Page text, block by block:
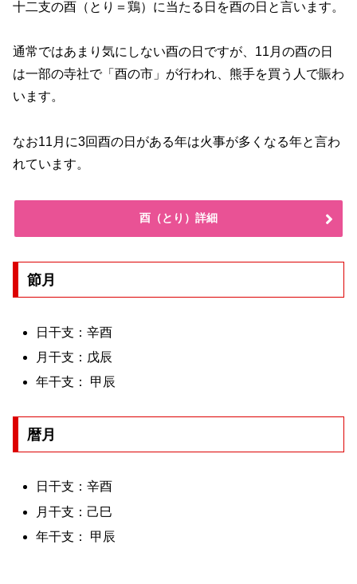
十二支の酉（とり＝鶏）に当たる日を酉の日と言います。
通常ではあまり気にしない酉の日ですが、11月の酉の日
は一部の寺社で「酉の市」が行われ、熊手を買う人で賑わ
います。
なお11月に3回酉の日がある年は火事が多くなる年と言わ
れています。
酉（とり）詳細
節月
日干支：辛酉
月干支：戊辰
年干支： 甲辰
暦月
日干支：辛酉
月干支：己巳
年干支： 甲辰